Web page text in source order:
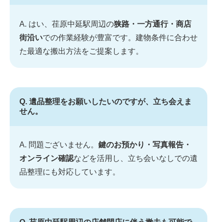
A. はい、荏原中延駅周辺の狭路・一方通行・商店
街沿いでの作業経験が豊富です。建物条件に合わせ
た最適な搬出方法をご提案します。
Q. 遺品整理をお願いしたいのですが、立ち会えま
せん。
A. 問題ございません。 鍵のお預かり・写真報告・
オンライン確認などを活用し、立ち会いなしでの遺
品整理にも対応しています。